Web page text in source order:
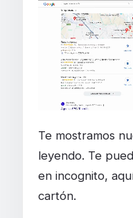
Te mostramos
leyendo. Te
en incognito,
cartón.